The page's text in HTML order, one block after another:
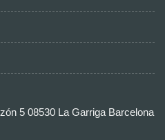
5 08530 La Garriga Barcelona